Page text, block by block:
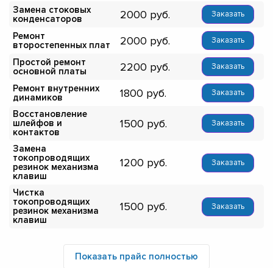
Замена стоковых
конденсаторов
2000 Заказать
Ремонт
второстепенных плат
2000 Заказать
Простой ремонт
основной платы
2200 Заказать
Ремонт внутренних
динамиков
1800 Заказать
Восстановление
шлейфов и
контактов
1500 Заказать
Замена
токопроводящих
резинок механизма
клавиш
1200 Заказать
Чистка
токопроводящих
резинок механизма
клавиш
1500 Заказать
Показать прайс полностью